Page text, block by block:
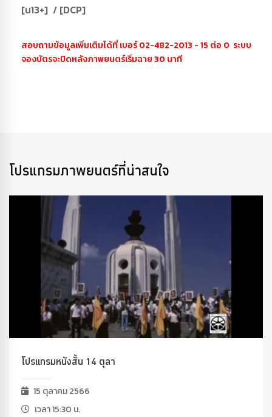
[น13+] / [DCP]
สอบถามข้อมูลเพิ่มเติมได้ที่ เบอร์ 02-482-2013 - 15 ต่อ 0 ระบบ
จองบัตรจะปิดหลังภาพยนตร์เริ่มฉาย 30 นาที
โปรแกรมภาพยนตร์ที่น่าสนใจ
โปรแกรมหนังสั้น 14 ตุลา
15 ตุลาคม 2566
เวลา 15:30 น.